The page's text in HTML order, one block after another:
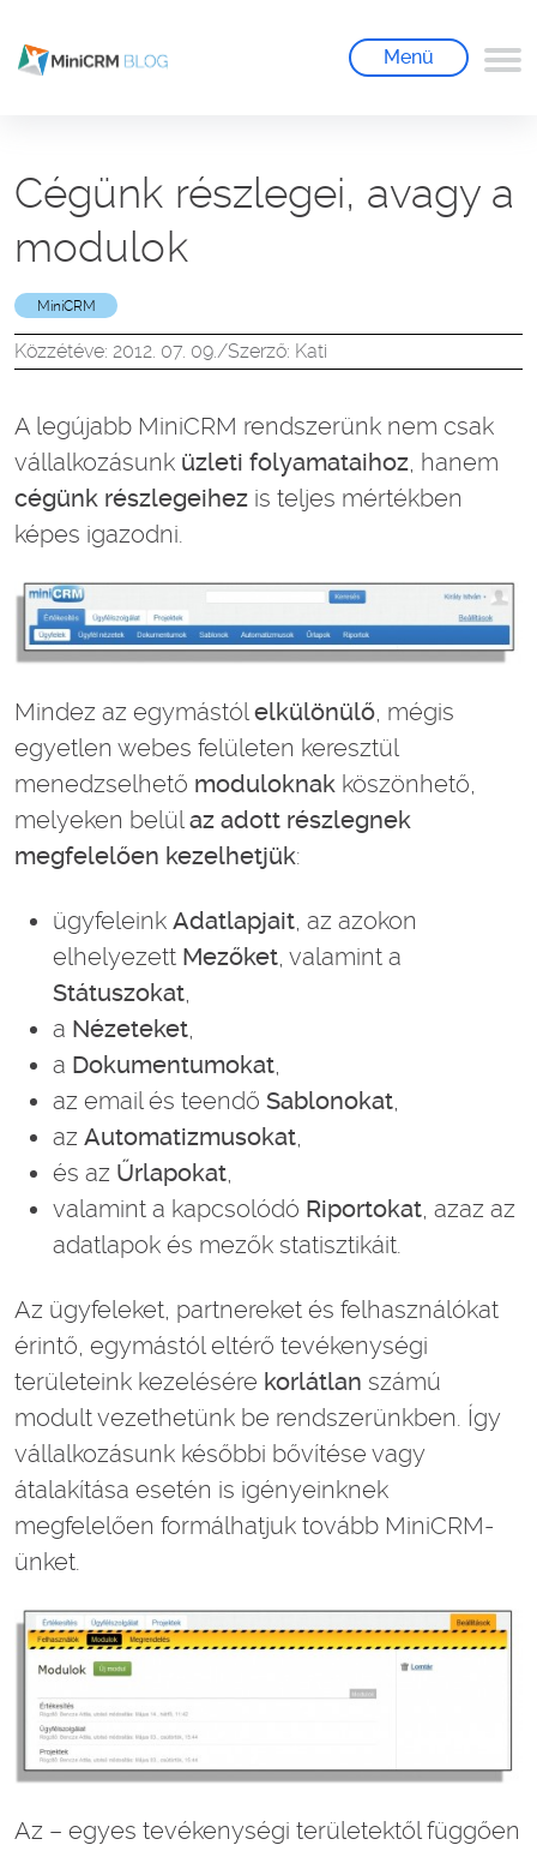
Menü
Cégünk részlegei, avagy a
modulok
MiniCRM
Közzétéve: 2012. 07. 09./Szerző: Kati
A legújabb MiniCRM rendszerünk nem csak
vállalkozásunk üzleti folyamataihoz, hanem
cégünk részlegeihez is teljes mértékben
képes igazodni.
Mindez az egymástól elkülönülő , mégis
egyetlen webes felületen keresztül
menedzselhető moduloknak köszönhető,
melyeken belül az adott részlegnek
megfelelően kezelhetjük:
ügyfeleink Adatlapjait , az azokon
elhelyezett Mezőket , valamint a
Státuszokat
a Nézeteket
a Dokumentumokat
az email és teendő Sablonokat
az Automatizmusokat
és az Űrlapokat
valamint a kapcsolódó Riportokat , azaz az
adatlapok és mezők statisztikáit.
Az ügyfeleket, partnereket és felhasználókat
érintő, egymástól eltérő tevékenységi
területeink kezelésére korlátlan számú
modult vezethetünk be rendszerünkben. Így
vállalkozásunk későbbi bővítése vagy
átalakítása esetén is igényeinknek
megfelelően formálhatjuk tovább MiniCRM-
ünket.
Az – egyes tevékenységi területektől függően